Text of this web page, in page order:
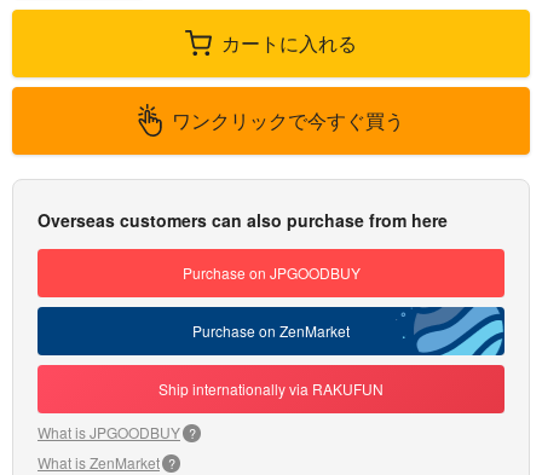
カートに入れる
ワンクリックで今すぐ買う
Overseas customers can also purchase from here
Purchase on JPGOODBUY
Purchase on ZenMarket
Ship internationally via RAKUFUN
What is JPGOODBUY ?
What is ZenMarket ?